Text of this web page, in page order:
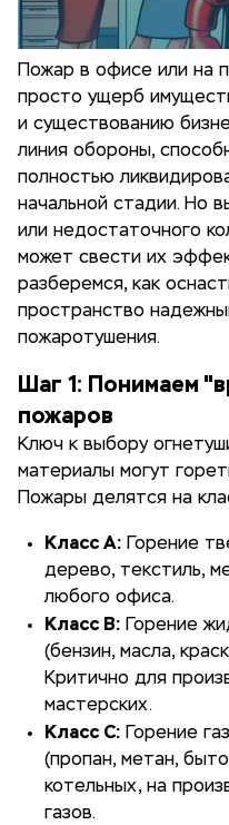
Пожар в офисе или на
просто ущерб
и существованию
линия обороны,
полностью
начальной стадии. Но
или недостаточного
может свести их
разберемся, как
пространство
пожаротушения.
Шаг 1: Понимаем
пожаров
Ключ к выбору
материалы могут
Пожары делятся на
Класс A: Горение
дерево, текстиль,
любого офиса.
Класс B: Горение
(бензин, масла,
Критично для
мастерских.
Класс C: Горение
(пропан, метан,
котельных, на
газов.